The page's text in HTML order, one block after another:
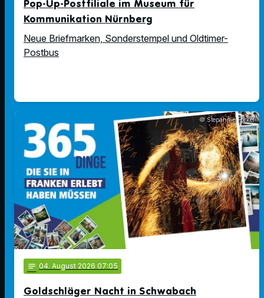
Pop-Up-Postfiliale im Museum für
Kommunikation Nürnberg
Neue Briefmarken, Sonderstempel und Oldtimer-
Postbus
© Stepahnie Forkel
notes 04. August 2026 07:05
Goldschläger Nacht in Schwabach